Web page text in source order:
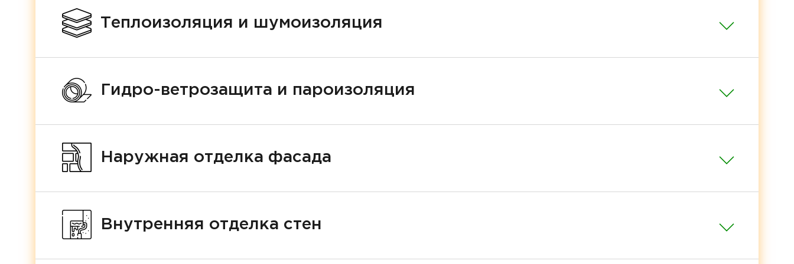
Теплоизоляция и шумоизоляция
Гидро-ветрозащита и пароизоляция
Наружная отделка фасада
Внутренняя отделка стен